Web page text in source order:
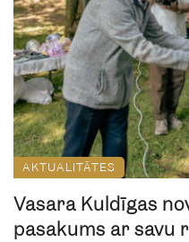
AKTUALITĀTES
Vasara Kuldīgas
pasākums ar